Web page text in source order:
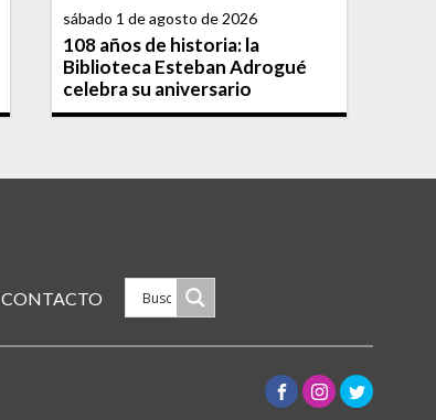
sábado 1 de agosto de 2026
108 años de historia: la
Biblioteca Esteban Adrogué
celebra su aniversario
CONTACTO